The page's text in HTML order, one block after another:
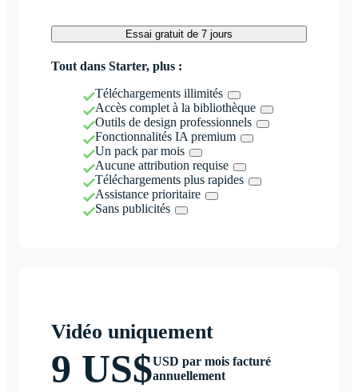
Essai gratuit de 7 jours
Tout dans Starter, plus :
Téléchargements illimités
Accès complet à la bibliothèque
Outils de design professionnels
Fonctionnalités IA premium
Un pack par mois
Aucune attribution requise
Téléchargements plus rapides
Assistance prioritaire
Sans publicités
Vidéo uniquement
9 US$USD par mois facturé
annuellement